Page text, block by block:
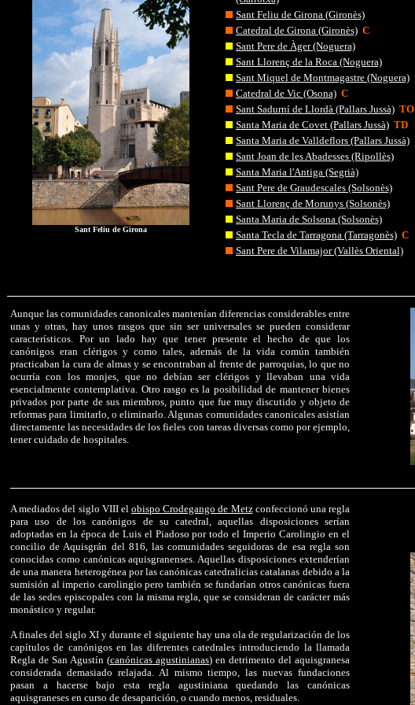
Sant Feliu de Girona
Sant Feliu de Girona (Gironès)
Catedral de Girona (Gironès) C
Sant Pere de Àger (Noguera)
Sant Llorenç de la Roca (Noguera)
Sant Miquel de Montmagastre (Noguera)
Catedral de Vic (Osona) C
Sant Sadurní de Llordà (Pallars Jussà) TO
Santa Maria de Covet (Pallars Jussà) TD
Santa Maria de Valldeflors (Pallars Jussà)
Sant Joan de les Abadesses (Ripollès)
Santa Maria l'Antiga (Segrià)
Sant Pere de Graudescales (Solsonès)
Sant Llorenç de Morunys (Solsonès)
Santa Maria de Solsona (Solsonès)
Santa Tecla de Tarragona (Tarragonès) C
Sant Pere de Vilamajor (Vallès Oriental)
Aunque las comunidades canonicales mantenían diferencias considerables entre
unas y otras, hay unos rasgos que sin ser universales se pueden considerar
característicos. Por un lado hay que tener presente el hecho de que los
canónigos eran clérigos y como tales, además de la vida común también
practicaban la cura de almas y se encontraban al frente de parroquias, lo que no
ocurría con los monjes, que no debían ser clérigos y llevaban una vida
esencialmente contemplativa. Otro rasgo es la posibilidad de mantener bienes
privados por parte de sus miembros, punto que fue muy discutido y objeto de
reformas para limitarlo, o eliminarlo. Algunas comunidades canonicales asistían
directamente las necesidades de los fieles con tareas diversas como por ejemplo,
tener cuidado de hospitales.
A mediados del siglo VIII el obispo Crodegango de Metzconfeccionó una regla
para uso de los canónigos de su catedral, aquellas disposiciones serían
adoptadas en la época de Luis el Piadoso por todo el Imperio Carolingio en el
concilio de Aquisgrán del 816, las comunidades seguidoras de esa regla son
conocidas como canónicas aquisgranenses. Aquellas disposiciones extenderían
de una manera heterogénea por las canónicas catedralicias catalanas debido a la
sumisión al imperio carolingio pero también se fundarían otros canónicas fuera
de las sedes episcopales con la misma regla, que se consideran de carácter más
monástico y regular.
A finales del siglo XI y durante el siguiente hay una ola de regularización de los
capítulos de canónigos en las diferentes catedrales introduciendo la llamada
Regla de San Agustín (canónicas agustinianas) en detrimento del aquisgranesa
considerada demasiado relajada. Al mismo tiempo, las nuevas fundaciones
pasan a hacerse bajo esta regla agustiniana quedando las canónicas
aquisgraneses en curso de desaparición, o cuando menos, residuales.